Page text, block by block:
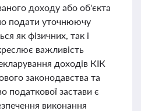
доходу або об'єкта
подати уточнюючу
як фізичних, так і
важливість
доходів КІК
законодавства та
податкової застави є
виконання